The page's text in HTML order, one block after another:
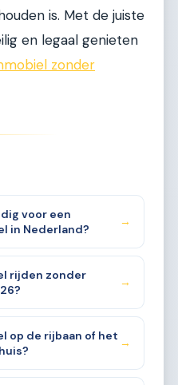
is. Met de juiste
en legaal genieten
zonder
voor een
in Nederland?
→
rijden zonder
→
op de rijbaan of het
→